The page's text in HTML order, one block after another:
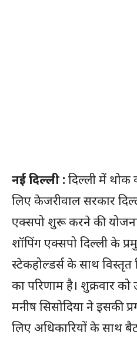
नई दिल्ली :दिल्ली में थोक
लिए केजरीवाल सरकार
एक्सपो शुरू करने की
शॉपिंग एक्सपो दिल्ली के
स्टेकहोल्डर्स के साथ विस्तृत
का परिणाम है। शुक्रवार को
मनीष सिसोदिया ने इसकी
लिए अधिकारियों के साथ